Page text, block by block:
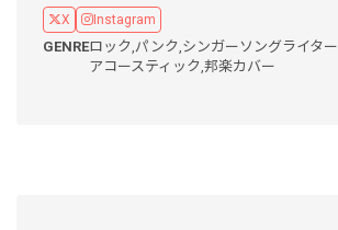
X Instagram
GENREロック, パンク, シンガーソングライター,
アコースティック, 邦楽カバー